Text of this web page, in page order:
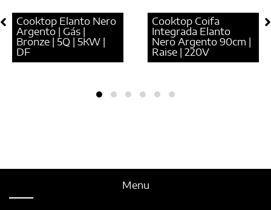
Cooktop Elanto Nero
Argento | Gás |
Bronze | 5Q | 5KW |
DF
Cooktop Coifa
Integrada Elanto
Nero Argento 90cm |
Raise | 220V
Menu